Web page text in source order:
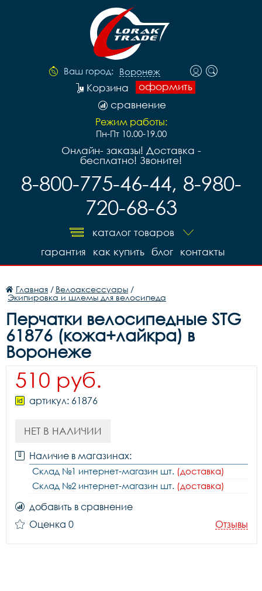
Ваш город: Воронеж
оформить
Корзина
сравнение
Режим работы:
Пн-Пт 10.00-19.00
Онлайн- заказы! Доставка -
бесплатно! Звоните!
8-800-775-46-44, 8-980-
720-68-63
каталог товаров
контакты
блог
как купить
гарантия
Главная / Велоаксессуары /
Экипировка и шлемы для велосипеда
Перчатки велосипедные STG
61876 (кожа+лайкра) в
Воронеже
510 руб.
артикул: 61876
НЕТ В НАЛИЧИИ
Наличие в магазинах:
Склад №1 интернет-магазин шт. (доставка)
Склад №2 интернет-магазин шт. (доставка)
добавить в сравнение
Оценка 0
Отзывы